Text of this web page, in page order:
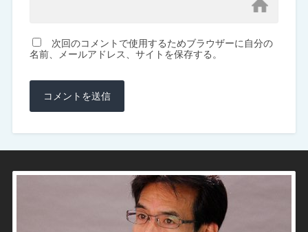
次回のコメントで使用するためブラウザーに自分の
名前、メールアドレス、サイトを保存する。